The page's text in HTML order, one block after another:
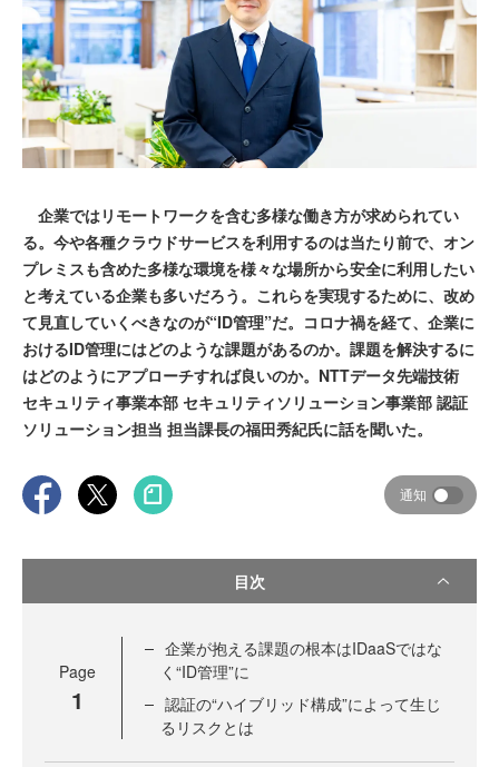
企業ではリモートワークを含む多様な働き方が求められてい
る。今や各種クラウドサービスを利用するのは当たり前で、オン
プレミスも含めた多様な環境を様々な場所から安全に利用したい
と考えている企業も多いだろう。これらを実現するために、改め
て見直していくべきなのが“ID管理”だ。コロナ禍を経て、企業に
おけるID管理にはどのような課題があるのか。課題を解決するに
はどのようにアプローチすれば良いのか。NTTデータ先端技術
セキュリティ事業本部 セキュリティソリューション事業部 認証
ソリューション担当 担当課長の福田秀紀氏に話を聞いた。
通知
目次
Page
1
企業が抱える課題の根本はIDaaSではな
く“ID管理”に
認証の“ハイブリッド構成”によって生じ
るリスクとは